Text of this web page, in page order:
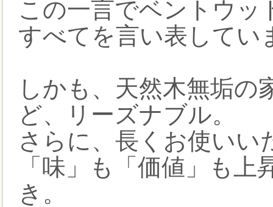
この一言でベントウッ
すべてを言い表してい
しかも、天然木無垢
ど、リーズナブル。
さらに、長くお使い
「味」も「価値」も
き。